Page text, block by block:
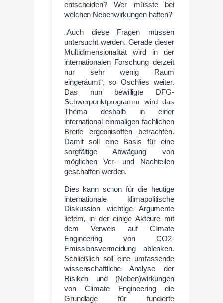
entscheiden? Wer müsste bei
welchen Nebenwirkungen haften?
„Auch diese Fragen müssen
untersucht werden. Gerade dieser
Multidimensionalität wird in der
internationalen Forschung derzeit
nur sehr wenig Raum
eingeräumt“, so Oschlies weiter.
Das nun bewilligte DFG-
Schwerpunktprogramm wird das
Thema deshalb in einer
international einmaligen fachlichen
Breite ergebnisoffen betrachten.
Damit soll eine Basis für eine
sorgfältige Abwägung von
möglichen Vor- und Nachteilen
geschaffen werden.
Dies kann schon für die heutige
internationale klimapolitische
Diskussion wichtige Argumente
liefern, in der einige Akteure mit
dem Verweis auf Climate
Engineering von CO2-
Emissionsvermeidung ablenken.
Schließlich soll eine umfassende
wissenschaftliche Analyse der
Risiken und (Neben)wirkungen
von Climate Engineering die
Grundlage für fundierte